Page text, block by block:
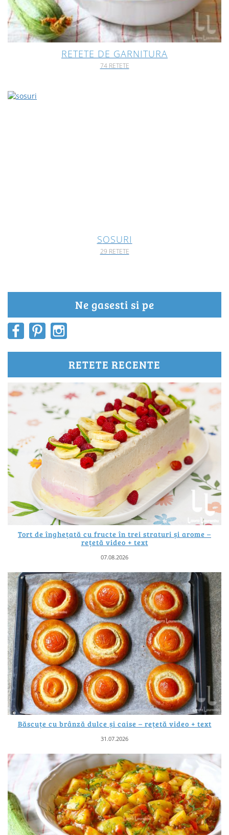
RETETE DE GARNITURA
74 RETETE
SOSURI
29 RETETE
Ne gasesti si pe
RETETE RECENTE
Tort de înghețată cu fructe în trei straturi și arome –
rețetă video + text
07.08.2026
Băscuțe cu brânză dulce și caise – rețetă video + text
31.07.2026